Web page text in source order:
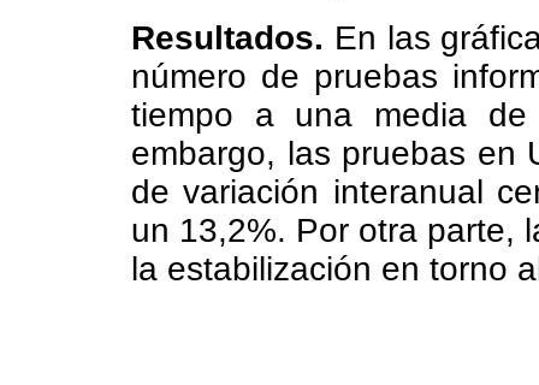
Resultados. En las
número de pruebas
tiempo a una media
embargo, las pruebas en
de variación interanual
un 13,2%. Por otra parte,
la estabilización en torno